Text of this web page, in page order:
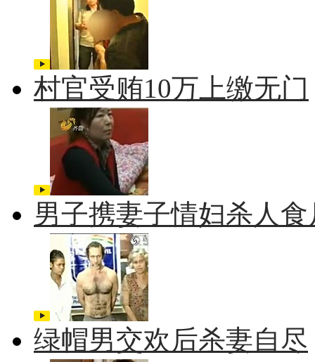
村官受贿10万上缴无门
男子携妻子情妇杀人食
绿帽男交欢后杀妻自尽